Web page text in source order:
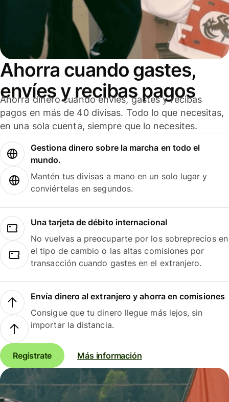
Ahorra cuando gastes,
envíes y recibas pagos
Ahorra dinero cuando envíes, gastes y recibas
pagos en más de 40 divisas. Todo lo que necesitas,
en una sola cuenta, siempre que lo necesites.
Gestiona dinero sobre la marcha en todo el
mundo.
Mantén tus divisas a mano en un solo lugar y
conviértelas en segundos.
Una tarjeta de débito internacional
No vuelvas a preocuparte por los sobreprecios en
el tipo de cambio o las altas comisiones por
transacción cuando gastes en el extranjero.
Envía dinero al extranjero y ahorra en comisiones
Consigue que tu dinero llegue más lejos, sin
importar la distancia.
Regístrate Más información